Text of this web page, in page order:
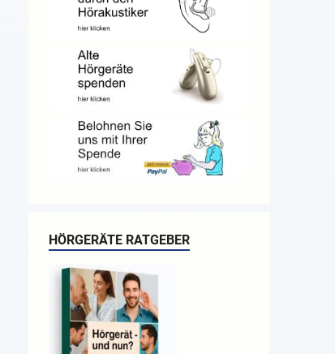
HÖRGERÄTE RATGEBER